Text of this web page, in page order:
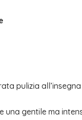
pulizia
gentile ma